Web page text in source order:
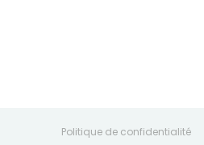
Politique de confidentialité